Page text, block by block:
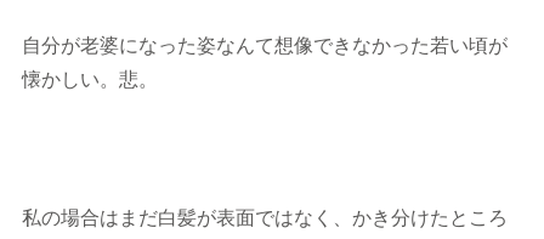
自分が老婆になった姿なんて想像できなかった若い頃が
懐かしい。悲。
私の場合はまだ白髪が表面ではなく、かき分けたところ